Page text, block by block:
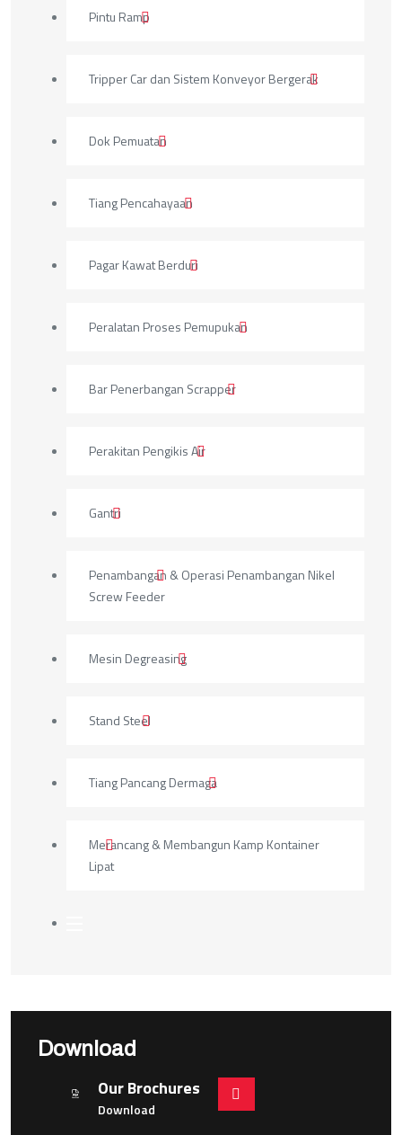
Pintu Ramp
Tripper Car dan Sistem Konveyor Bergerak
Dok Pemuatan
Tiang Pencahayaan
Pagar Kawat Berduri
Peralatan Proses Pemupukan
Bar Penerbangan Scrapper
Perakitan Pengikis Air
Gantri
Penambangan & Operasi Penambangan Nikel
Screw Feeder
Mesin Degreasing
Stand Steel
Tiang Pancang Dermaga
Merancang & Membangun Kamp Kontainer
Lipat
Download
Our Brochures
Download